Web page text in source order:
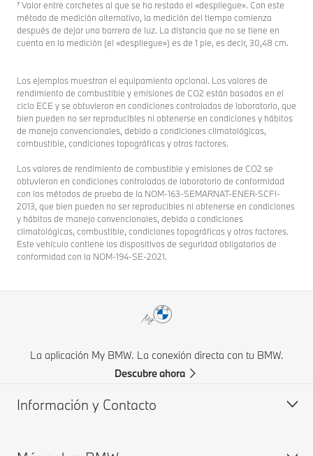
⁷ Valor entre corchetes al que se ha restado el «despliegue». Con este
método de medición alternativo, la medición del tiempo comienza
después de dejar una barrera de luz. La distancia que no se tiene en
cuenta en la medición (el «despliegue») es de 1 pie, es decir, 30,48 cm.
Los ejemplos muestran el equipamiento opcional. Los valores de
rendimiento de combustible y emisiones de CO2 están basados en el
ciclo ECE y se obtuvieron en condiciones controladas de laboratorio, que
bien pueden no ser reproducibles ni obtenerse en condiciones y hábitos
de manejo convencionales, debido a condiciones climatológicas,
combustible, condiciones topográficas y otros factores.
Los valores de rendimiento de combustible y emisiones de CO2 se
obtuvieron en condiciones controladas de laboratorio de conformidad
con los métodos de prueba de la NOM-163-SEMARNAT-ENER-SCFI-
2013, que bien pueden no ser reproducibles ni obtenerse en condiciones
y hábitos de manejo convencionales, debido a condiciones
climatológicas, combustible, condiciones topográficas y otros factores.
Este vehículo contiene los dispositivos de seguridad obligatorios de
conformidad con la NOM-194-SE-2021.
La aplicación My BMW. La conexión directa con tu BMW.
Descubre ahora
Información y Contacto